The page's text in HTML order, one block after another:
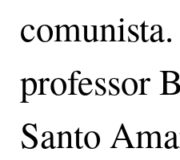
professor
Santo